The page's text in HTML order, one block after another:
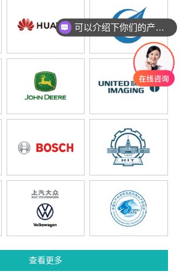
查看更多
可以介绍下你们的产品么